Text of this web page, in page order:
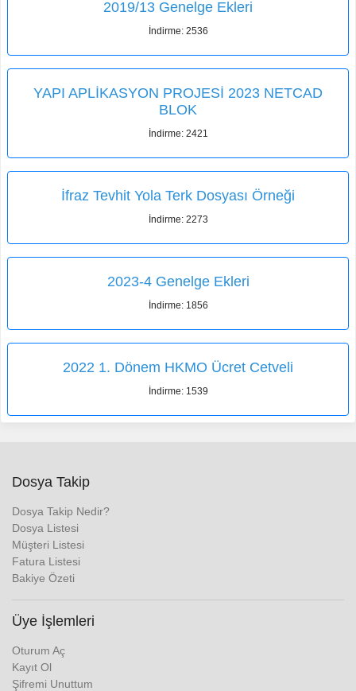
2019/13 Genelge Ekleri
İndirme: 2536
YAPI APLİKASYON PROJESİ 2023 NETCAD
BLOK
İndirme: 2421
İfraz Tevhit Yola Terk Dosyası Örneği
İndirme: 2273
2023-4 Genelge Ekleri
İndirme: 1856
2022 1. Dönem HKMO Ücret Cetveli
İndirme: 1539
Dosya Takip
Dosya Takip Nedir?
Dosya Listesi
Müşteri Listesi
Fatura Listesi
Bakiye Özeti
Üye İşlemleri
Oturum Aç
Kayıt Ol
Şifremi Unuttum